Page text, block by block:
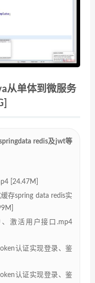
从单体到微服务
redis及jwt等
[24.47M]
存spring data redis实
激活用户接口.mp4
认证实现登录、鉴
认证实现登录、鉴